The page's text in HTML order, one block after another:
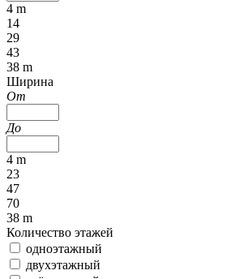
4 m
14
29
43
38 m
Ширина
От
До
4 m
23
47
70
38 m
Количество этажей
одноэтажный
двухэтажный